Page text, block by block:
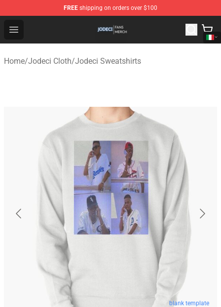
FREE shipping on orders over $100
Open menu
Jodeci Shop - Official Jodeci Merchandise Store
Home/Jodeci Cloth/Jodeci Sweatshirts
blank template